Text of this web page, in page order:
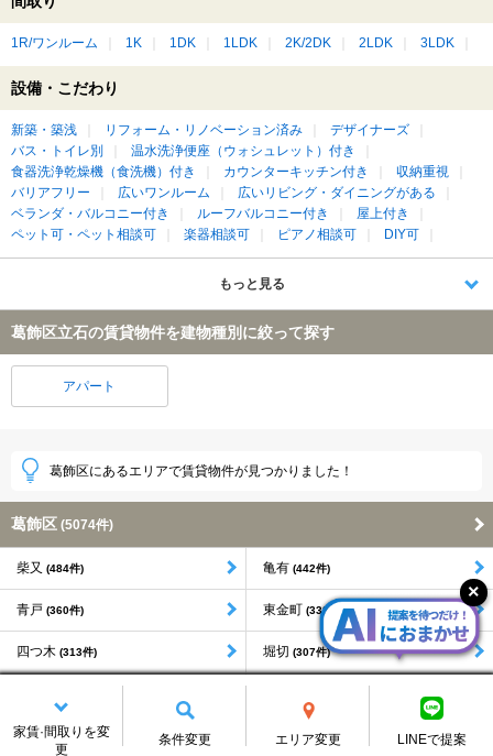
家賃·間取りを変
更
条件変更 エリア変更 LINEで提案
1R/ワンルーム 1K 1DK 1LDK 2K/2DK 2LDK 3LDK
設備・こだわり
新築・築浅 リフォーム・リノベーション済み
デザイナーズ
バス・トイレ別
温水洗浄便座（ウォシュレット）付き
食器洗浄乾燥機（食洗機）付き
カウンターキッチン付き
収納重視
バリアフリー
広いワンルーム
広いリビング・ダイニングがある
ベランダ・バルコニー付き
ルーフバルコニー付き
屋上付き
ペット可・ペット相談可
楽器相談可 ピアノ相談可 DIY可
もっと見る
葛飾区立石の賃貸物件を建物種別に絞って探す
アパート
葛飾区にあるエリアで賃貸物件が見つかりました！
葛飾区 (5074件)
柴又 (484件) 亀有 (442件)
青戸 (360件) 東金町 (333件)
四つ木 (313件) 堀切 (307件)
もっと見る